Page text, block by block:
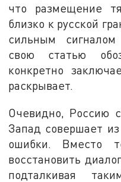
что размещение
близко к русской
сильным
свою статью
конкретно
раскрывает.
Очевидно, Россию
Запад совершает
ошибки. Вместо
восстановить
подталкивая